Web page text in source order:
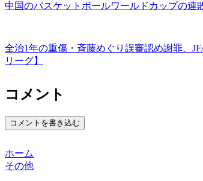
中国のバスケットボールワールドカップの連
全治1年の重傷・斉藤めぐり誤審認め謝罪、
リーグ】
コメント
コメントを書き込む
ホーム
その他